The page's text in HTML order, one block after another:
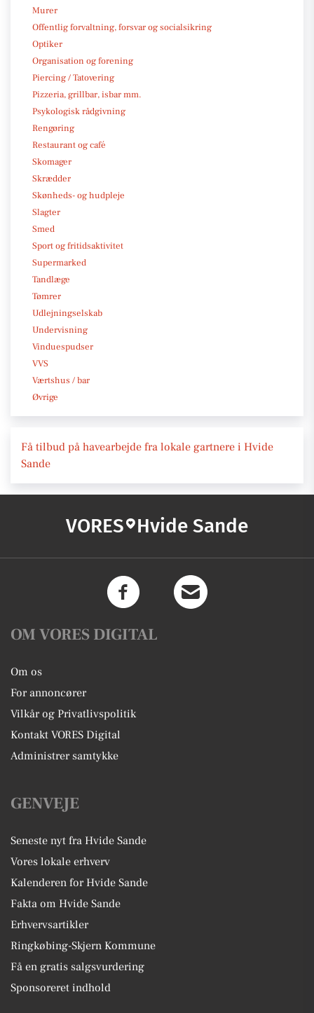
Murer
Offentlig forvaltning, forsvar og socialsikring
Optiker
Organisation og forening
Piercing / Tatovering
Pizzeria, grillbar, isbar mm.
Psykologisk rådgivning
Rengøring
Restaurant og café
Skomager
Skrædder
Skønheds- og hudpleje
Slagter
Smed
Sport og fritidsaktivitet
Supermarked
Tandlæge
Tømrer
Udlejningselskab
Undervisning
Vinduespudser
VVS
Værtshus / bar
Øvrige
Få tilbud på havearbejde fra lokale gartnere i Hvide
Sande
VORES Hvide Sande
OM VORES DIGITAL
Om os
For annoncører
Vilkår og Privatlivspolitik
Kontakt VORES Digital
Administrer samtykke
GENVEJE
Seneste nyt fra Hvide Sande
Vores lokale erhverv
Kalenderen for Hvide Sande
Fakta om Hvide Sande
Erhvervsartikler
Ringkøbing-Skjern Kommune
Få en gratis salgsvurdering
Sponsoreret indhold